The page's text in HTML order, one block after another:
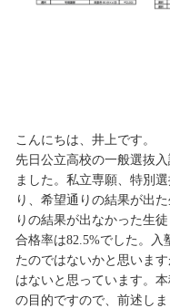
こんにちは、井上です。
先日公立高校の一般選抜
ました。私立専願、特別
り、希望通りの結果が出
りの結果が出なかった生
合格率は82.5%でした。
たのではないかと思いま
はないと思っています。
の目的ですので、前述し